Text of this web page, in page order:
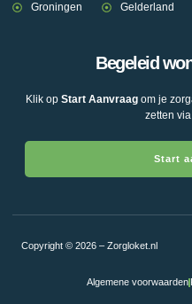
Groningen
Gelderland
Begeleid
Klik op Start Aanvraagom je
zetten
Start
Copyright © 2026 – Zorgloket.nl
Algemene voorwaarden